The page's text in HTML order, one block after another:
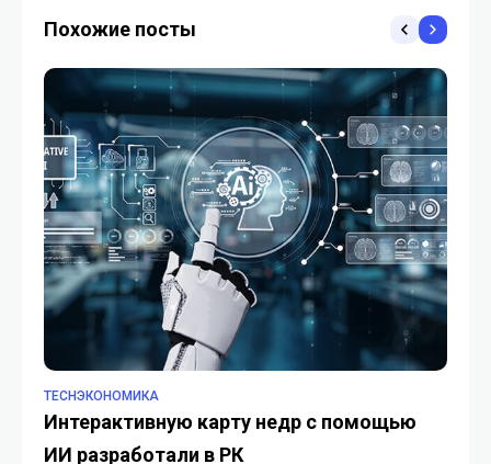
проекта
Похожие посты
TECHЭКОНОМИКА
Интерактивную карту недр с помощью
ИИ разработали в РК